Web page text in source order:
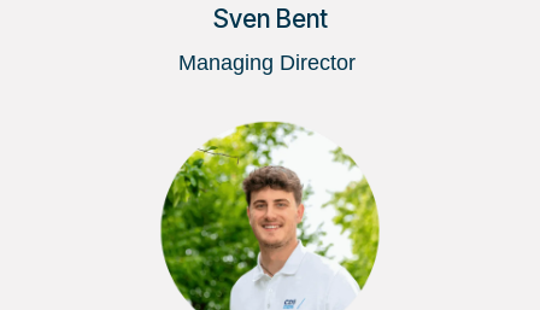
Sven Bent
Managing Director